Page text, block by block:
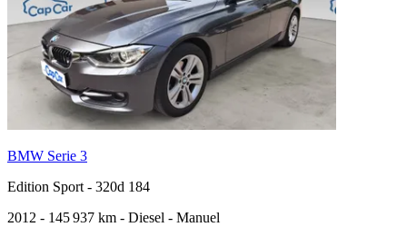
BMW Serie 3
Edition Sport - 320d 184
2012 - 145 937 km - Diesel - Manuel